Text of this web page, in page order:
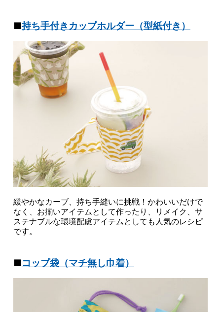
■持ち手付きカップホルダー（型紙付き）
緩やかなカーブ、持ち手縫いに挑戦！かわいいだけで
なく、お揃いアイテムとして作ったり、リメイク、サ
ステナブルな環境配慮アイテムとしても人気のレシピ
です。
■コップ袋（マチ無し巾着）